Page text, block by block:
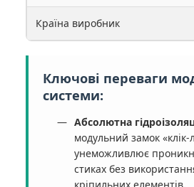
Країна виробник
Ключові переваги
системи:
Абсолютна
модульний замок «клік-
унеможливлює
стиках без
кріпильних елементів.